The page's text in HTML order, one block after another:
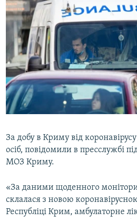
до
пошуку
ПОГЛЯД
ІНТЕРВ'Ю
ВСЕ ЗА ДЕНЬ
СПЕЦПРОЕКТИ
ДЕПОРТАЦІЯ
ВІДЕОУРОКИ «ELIFBE»
СВІДЧЕННЯ ОКУПАЦІЇ
ІНФОГРАФІКА
ЯК ОБІЙТИ БЛОКУВАННЯ
Русский
Qırımtatar
ДОЛУЧАЙСЯ!
Усі сайти RFE/RL
За добу в Криму від
осіб, повідомили в пресслужбі
МОЗ Криму.
«За даними щоденного
склалася з новою
Республіці Крим, амбулаторне